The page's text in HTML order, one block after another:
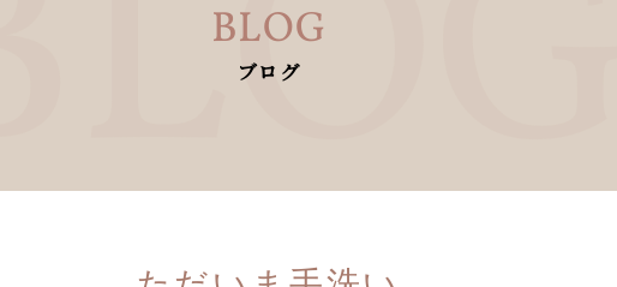
BLOG
ブログ